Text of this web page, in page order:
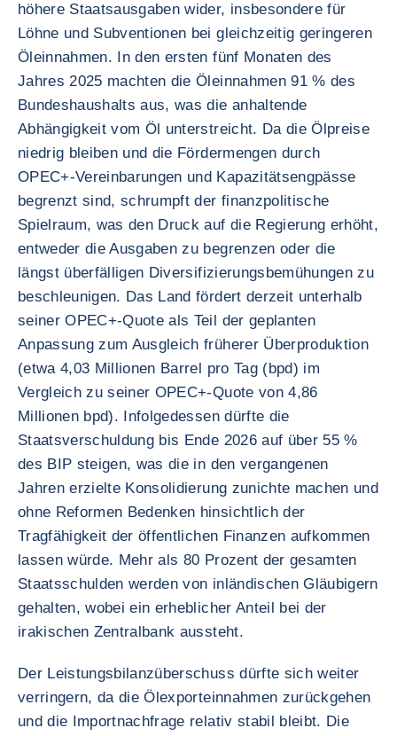
höhere Staatsausgaben wider, insbesondere für
Löhne und Subventionen bei gleichzeitig geringeren
Öleinnahmen. In den ersten fünf Monaten des
Jahres 2025 machten die Öleinnahmen 91 % des
Bundeshaushalts aus, was die anhaltende
Abhängigkeit vom Öl unterstreicht. Da die Ölpreise
niedrig bleiben und die Fördermengen durch
OPEC+-Vereinbarungen und Kapazitätsengpässe
begrenzt sind, schrumpft der finanzpolitische
Spielraum, was den Druck auf die Regierung erhöht,
entweder die Ausgaben zu begrenzen oder die
längst überfälligen Diversifizierungsbemühungen zu
beschleunigen. Das Land fördert derzeit unterhalb
seiner OPEC+-Quote als Teil der geplanten
Anpassung zum Ausgleich früherer Überproduktion
(etwa 4,03 Millionen Barrel pro Tag (bpd) im
Vergleich zu seiner OPEC+-Quote von 4,86
Millionen bpd). Infolgedessen dürfte die
Staatsverschuldung bis Ende 2026 auf über 55 %
des BIP steigen, was die in den vergangenen
Jahren erzielte Konsolidierung zunichte machen und
ohne Reformen Bedenken hinsichtlich der
Tragfähigkeit der öffentlichen Finanzen aufkommen
lassen würde. Mehr als 80 Prozent der gesamten
Staatsschulden werden von inländischen Gläubigern
gehalten, wobei ein erheblicher Anteil bei der
irakischen Zentralbank aussteht.
Der Leistungsbilanzüberschuss dürfte sich weiter
verringern, da die Ölexporteinnahmen zurückgehen
und die Importnachfrage relativ stabil bleibt. Die